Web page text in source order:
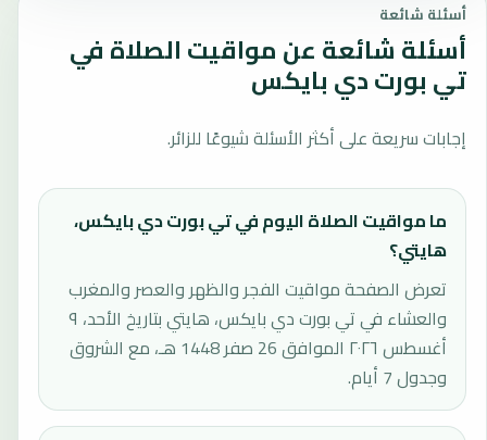
أسئلة شائعة
أسئلة شائعة عن مواقيت الصلاة في
تي بورت دي بايكس
إجابات سريعة على أكثر الأسئلة شيوعًا للزائر.
ما مواقيت الصلاة اليوم في تي بورت دي بايكس،
هايتي؟
تعرض الصفحة مواقيت الفجر والظهر والعصر والمغرب
والعشاء في تي بورت دي بايكس، هايتي بتاريخ الأحد، ٩
أغسطس ٢٠٢٦ الموافق 26 صفر 1448 هـ، مع الشروق
وجدول 7 أيام.